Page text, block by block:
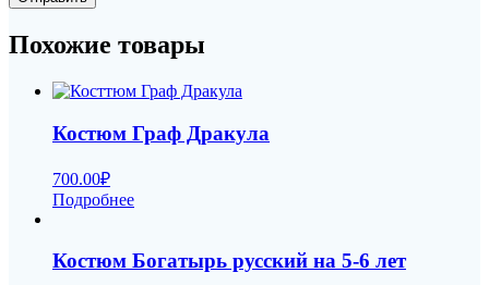
Похожие товары
Костюм Граф Дракула
700.00₽
Подробнее
Костюм Богатырь русский на 5-6 лет